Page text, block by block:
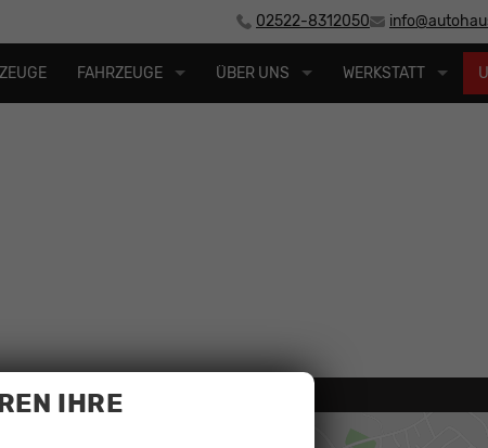
02522-8312050
FAHRZEUGE ÜBER UNS WERKSTATT
IHRE